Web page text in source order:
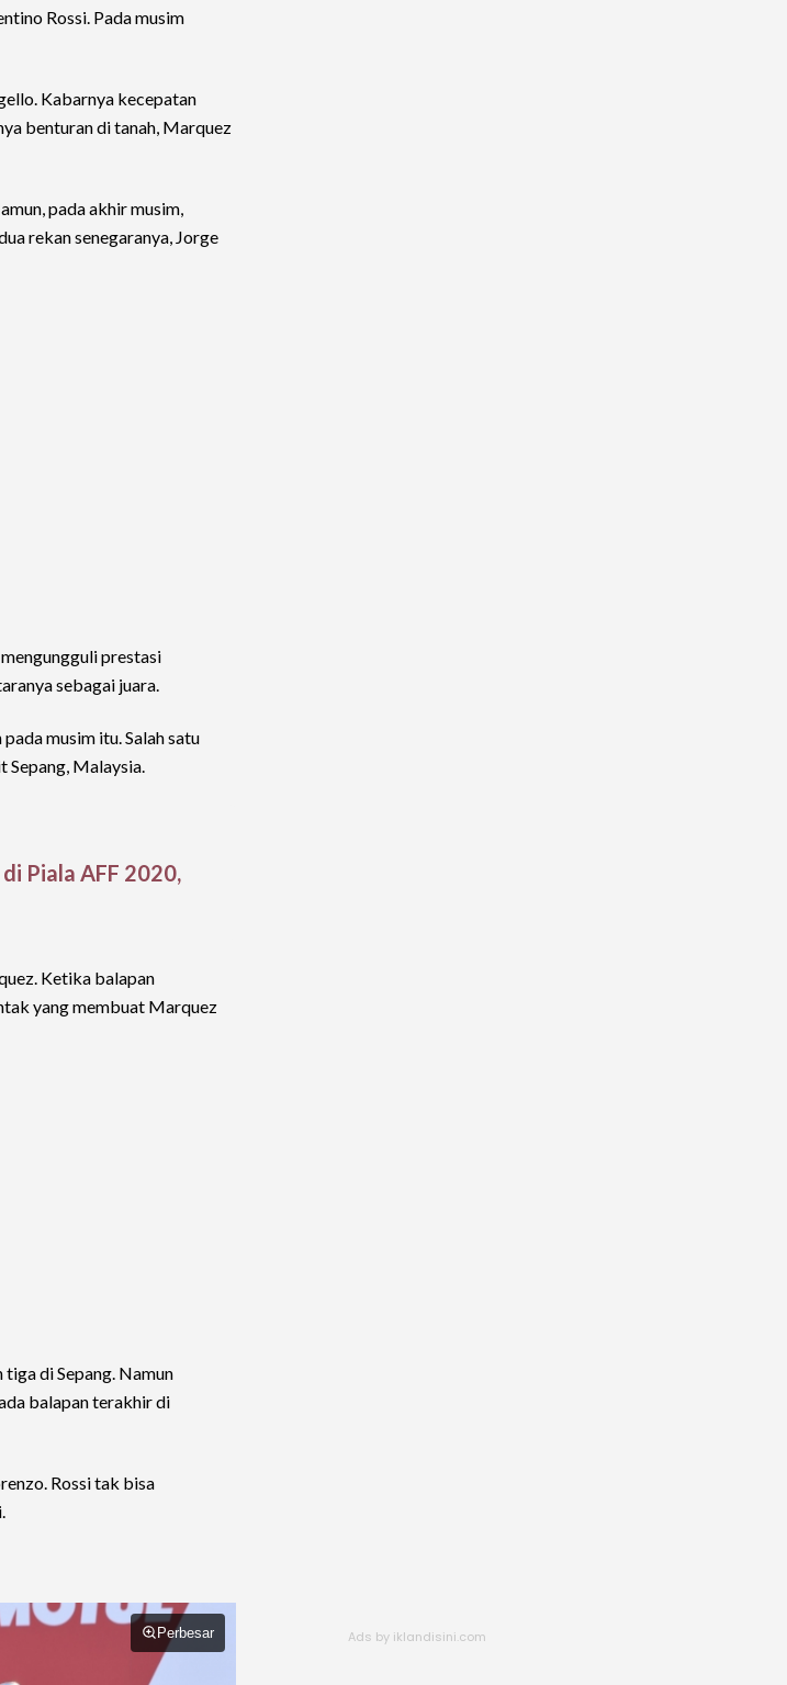
Rossi. Pada musim
Kabarnya kecepatan
benturan di tanah, Marquez
pada akhir musim,
rekan senegaranya, Jorge
prestasi
sebagai juara.
musim itu. Salah satu
Sepang, Malaysia.
Piala AFF 2020,
Ketika balapan
yang membuat Marquez
di Sepang. Namun
balapan terakhir di
Rossi tak bisa
Perbesar